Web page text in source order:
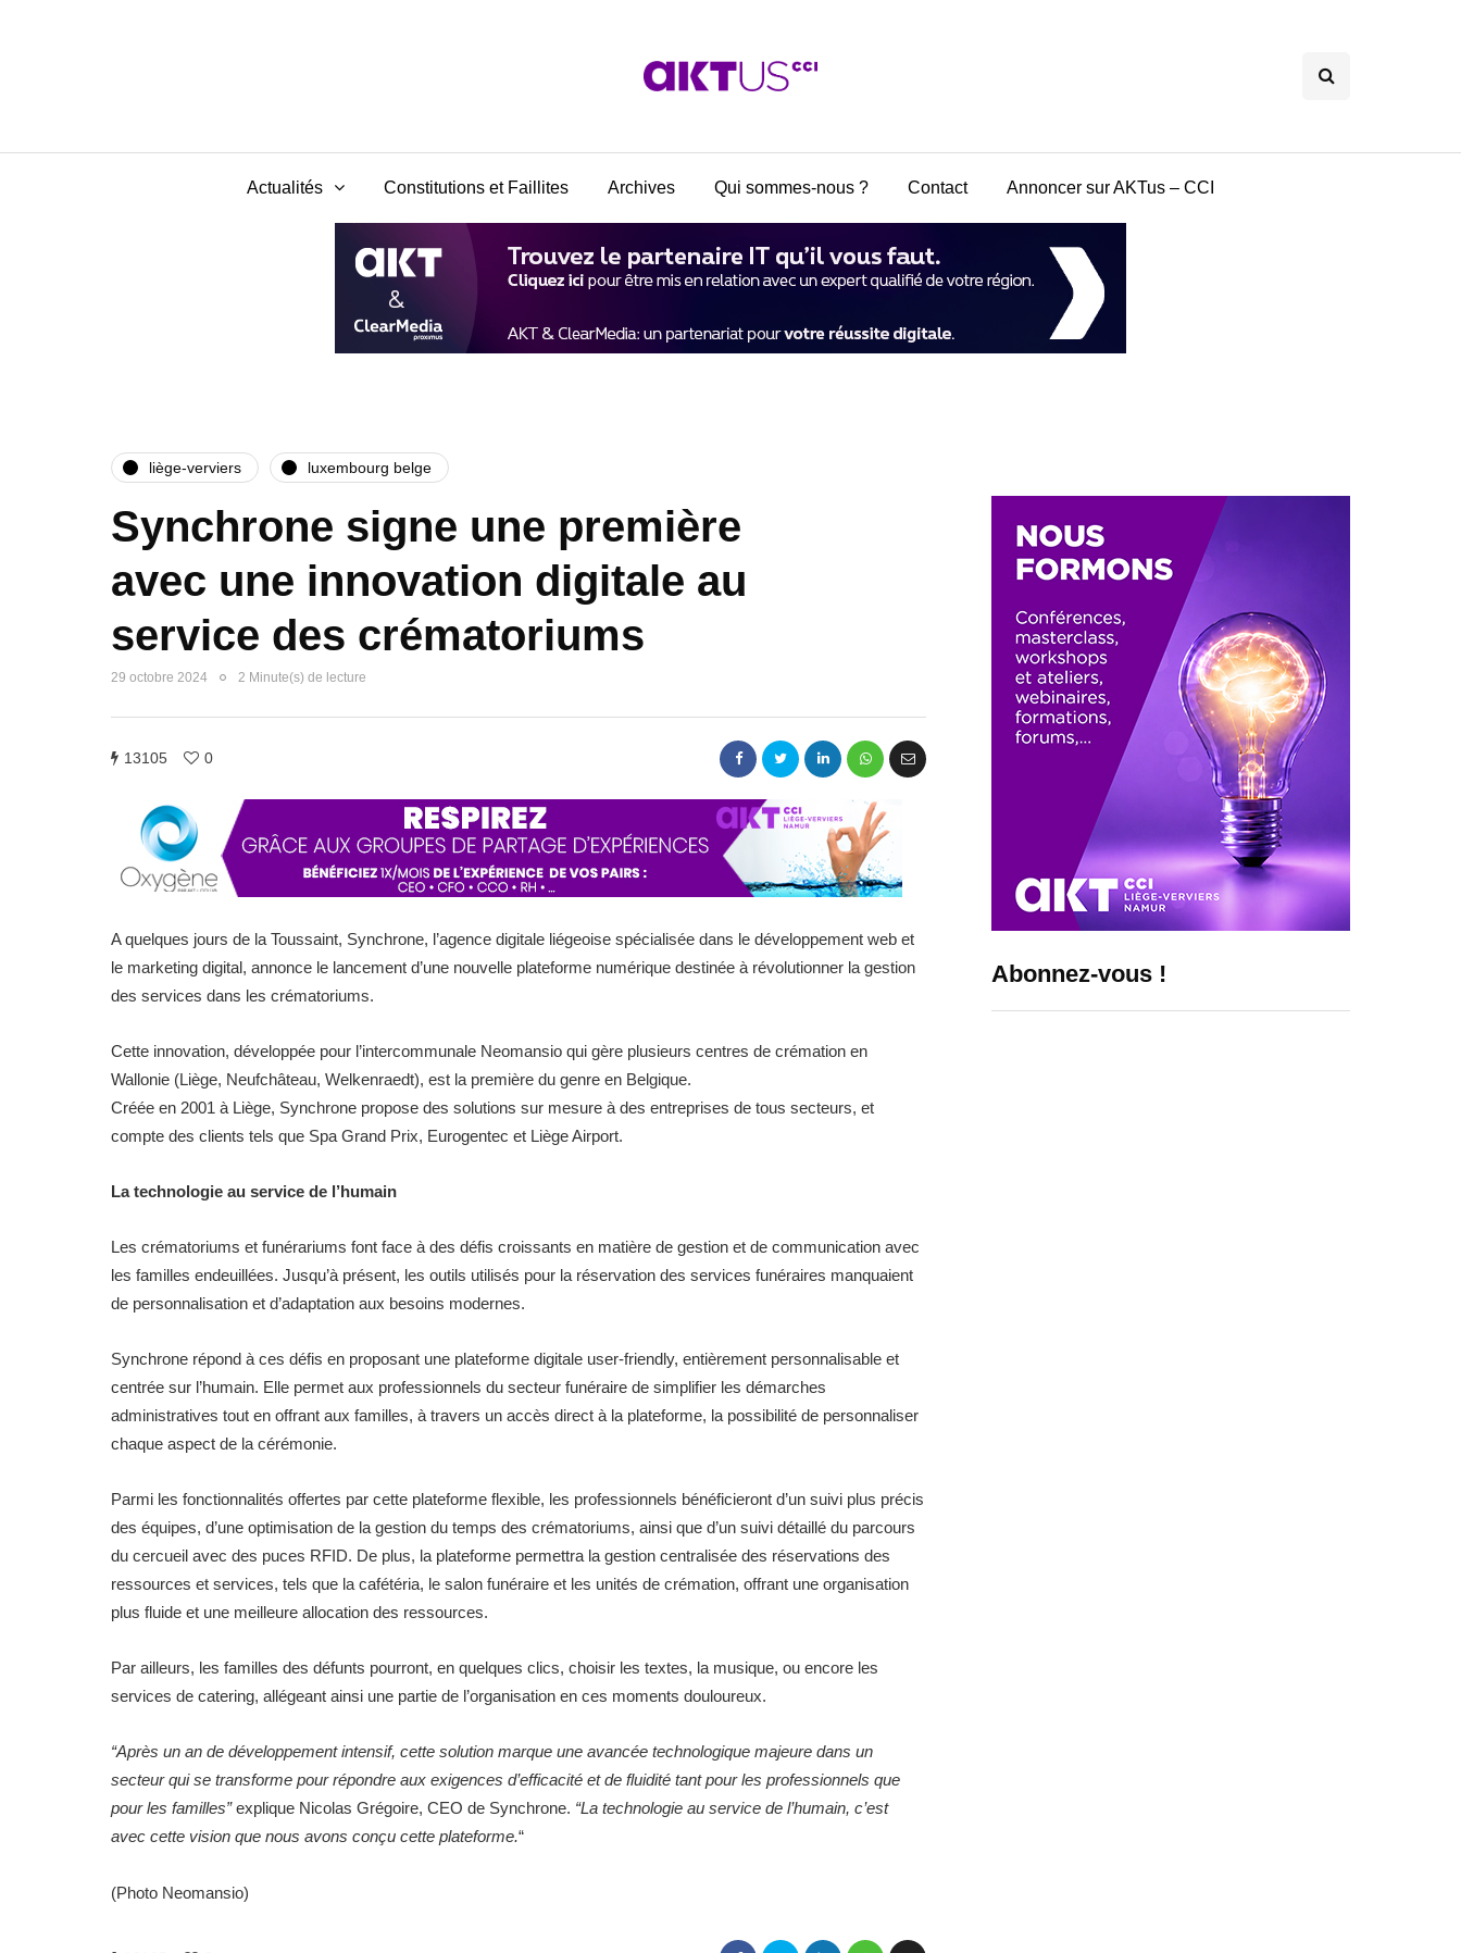
Actualités Constitutions et Faillites Archives Qui sommes-nous ? Contact Annoncer sur AKTus – CCI
liège-verviers luxembourg belge
Synchrone signe une première
avec une innovation digitale au
service des crématoriums
29 octobre 2024 2 Minute(s) de lecture
13105 0
A quelques jours de la Toussaint, Synchrone, l’agence digitale liégeoise spécialisée dans le développement web et
le marketing digital, annonce le lancement d’une nouvelle plateforme numérique destinée à révolutionner la gestion
des services dans les crématoriums.
Cette innovation, développée pour l’intercommunale Neomansio qui gère plusieurs centres de crémation en
Wallonie (Liège, Neufchâteau, Welkenraedt), est la première du genre en Belgique.
Créée en 2001 à Liège, Synchrone propose des solutions sur mesure à des entreprises de tous secteurs, et
compte des clients tels que Spa Grand Prix, Eurogentec et Liège Airport.
La technologie au service de l’humain
Les crématoriums et funérariums font face à des défis croissants en matière de gestion et de communication avec
les familles endeuillées. Jusqu’à présent, les outils utilisés pour la réservation des services funéraires manquaient
de personnalisation et d’adaptation aux besoins modernes.
Synchrone répond à ces défis en proposant une plateforme digitale user-friendly, entièrement personnalisable et
centrée sur l’humain. Elle permet aux professionnels du secteur funéraire de simplifier les démarches
administratives tout en offrant aux familles, à travers un accès direct à la plateforme, la possibilité de personnaliser
chaque aspect de la cérémonie.
Parmi les fonctionnalités offertes par cette plateforme flexible, les professionnels bénéficieront d’un suivi plus précis
des équipes, d’une optimisation de la gestion du temps des crématoriums, ainsi que d’un suivi détaillé du parcours
du cercueil avec des puces RFID. De plus, la plateforme permettra la gestion centralisée des réservations des
ressources et services, tels que la cafétéria, le salon funéraire et les unités de crémation, offrant une organisation
plus fluide et une meilleure allocation des ressources.
Par ailleurs, les familles des défunts pourront, en quelques clics, choisir les textes, la musique, ou encore les
services de catering, allégeant ainsi une partie de l’organisation en ces moments douloureux.
“Après un an de développement intensif, cette solution marque une avancée technologique majeure dans un
secteur qui se transforme pour répondre aux exigences d’efficacité et de fluidité tant pour les professionnels que
pour les familles”explique Nicolas Grégoire, CEO de Synchrone. “La technologie au service de l’humain, c’est
avec cette vision que nous avons conçu cette plateforme.“
(Photo Neomansio)
Abonnez-vous !